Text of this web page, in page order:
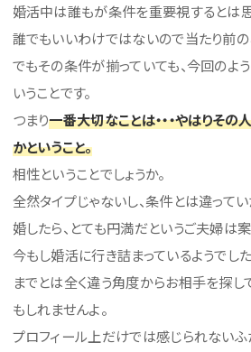
婚活中は誰もが条件を重要視するとは思
誰でもいいわけではないので当たり前の
でもその条件が揃っていても、今回のよ
いうことです。
つまり一番大切なことは・・・やはりその
かということ。
相性ということでしょうか。
全然タイプじゃないし、条件とは違って
婚したら、とても円満だというご夫婦は
今もし婚活に行き詰まっているようでし
までとは全く違う角度からお相手を探し
もしれませんよ。
プロフィール上だけでは感じられない